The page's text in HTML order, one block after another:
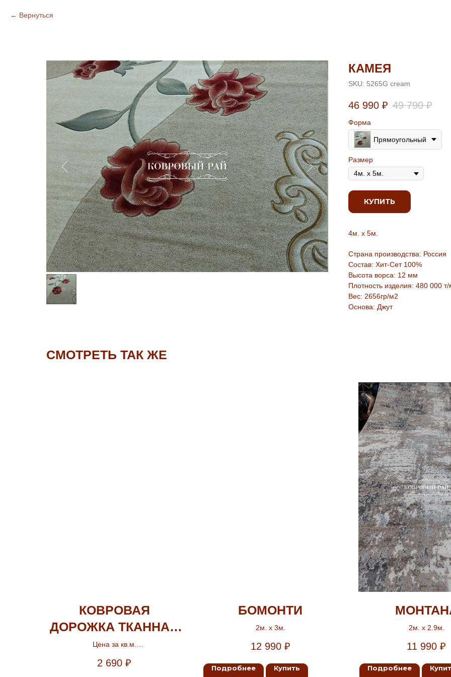
Вернуться
КАМЕЯ
SKU: 5265G cream
46 990 ₽ 49 790 ₽
Форма
Прямоугольный
Размер
КУПИТЬ
4м. х 5м.
Страна производства: Россия
Состав: Хит-Сет 100%
Высота ворса: 12 мм
Плотность изделия: 480 000
Вес: 2656гр/м2
Основа: Джут
СМОТРЕТЬ ТАК ЖЕ
КОВРОВАЯ
ДОРОЖКА ТКАННАЯ
ГРАФФ
Цена за кв.м.
2 690 ₽
БОМОНТИ
2м. х 3м.
12 990 ₽
Подробнее Купить
2м. х 2.9м.
11 990 ₽
Подробнее